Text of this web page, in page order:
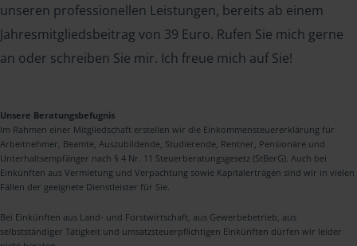
unseren professionellen Leistungen, bereits ab einem
Jahresmitgliedsbeitrag von 39 Euro. Rufen Sie mich gerne
an oder schreiben Sie mir. Ich freue mich auf Sie!
Unsere Beratungsbefugnis
Im Rahmen einer Mitgliedschaft erstellen wir die Einkommensteuererklärung für
Arbeitnehmer, Beamte, Auszubildende, Studierende, Rentner, Pensionäre und
Unterhaltsempfänger nach § 4 Nr. 11 Steuerberatungsgesetz (StBerG). Auch bei
Einkünften aus Vermietung und Verpachtung sowie Kapitalerträgen sind wir in vielen
Fällen der geeignete Dienstleister für Sie.
Bei Einkünften aus Land- und Forstwirtschaft, aus Gewerbebetrieb, aus
selbstständiger Tätigkeit und umsatzsteuerpflichtigen Einkünften dürfen wir leider